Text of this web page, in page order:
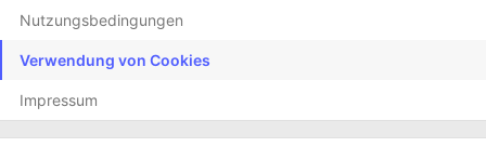
Nutzungsbedingungen
Verwendung von Cookies
Impressum